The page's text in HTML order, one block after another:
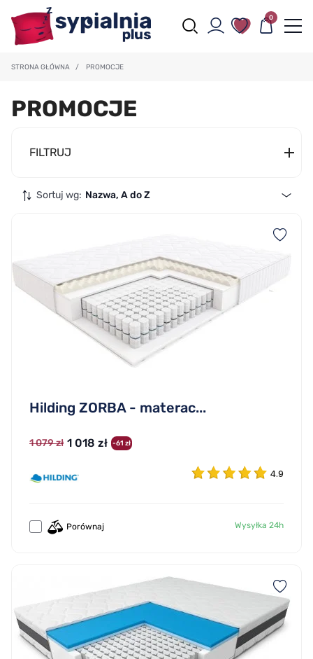
0
STRONA GŁÓWNA / PROMOCJE
PROMOCJE
FILTRUJ
Sortuj wg: Nazwa, A do Z
Hilding ZORBA - materac...
1 079 zł 1 018 zł -61 zł
4.9
Porównaj Wysyłka 24h